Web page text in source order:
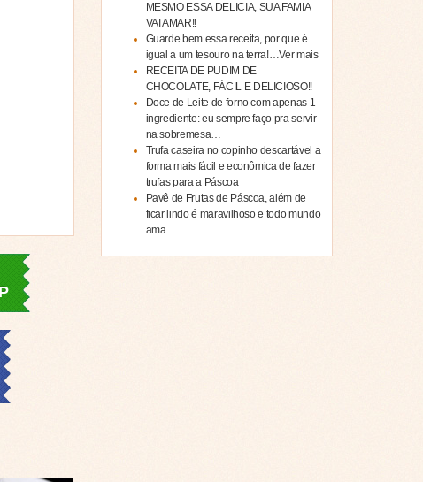
MESMO ESSA DELICIA, SUA FAMIA
VAI AMAR!!
Guarde bem essa receita, por que é
igual a um tesouro na terra!…Ver mais
RECEITA DE PUDIM DE
CHOCOLATE, FÁCIL E DELICIOSO!!
Doce de Leite de forno com apenas 1
ingrediente: eu sempre faço pra servir
na sobremesa…
Trufa caseira no copinho descartável a
forma mais fácil e econômica de fazer
trufas para a Páscoa
Pavê de Frutas de Páscoa, além de
ficar lindo é maravilhoso e todo mundo
ama…